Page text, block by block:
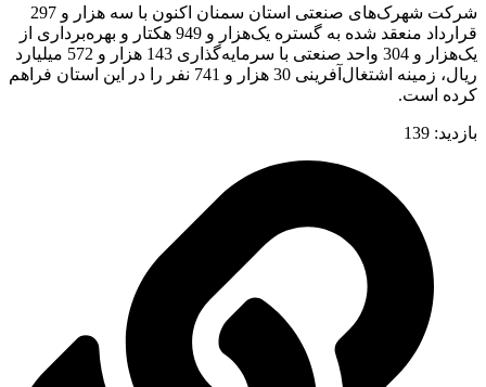
شرکت شهرک‌های صنعتی استان سمنان اکنون با سه هزار و 297
قرارداد منعقد شده به گستره یک‌هزار و 949 هکتار و بهره‌برداری از
یک‌هزار و 304 واحد صنعتی با سرمایه‌گذاری 143 هزار و 572 میلیارد
ریال، زمینه اشتغال‌آفرینی 30 هزار و 741 نفر را در این استان فراهم
کرده است.
بازدید: 139